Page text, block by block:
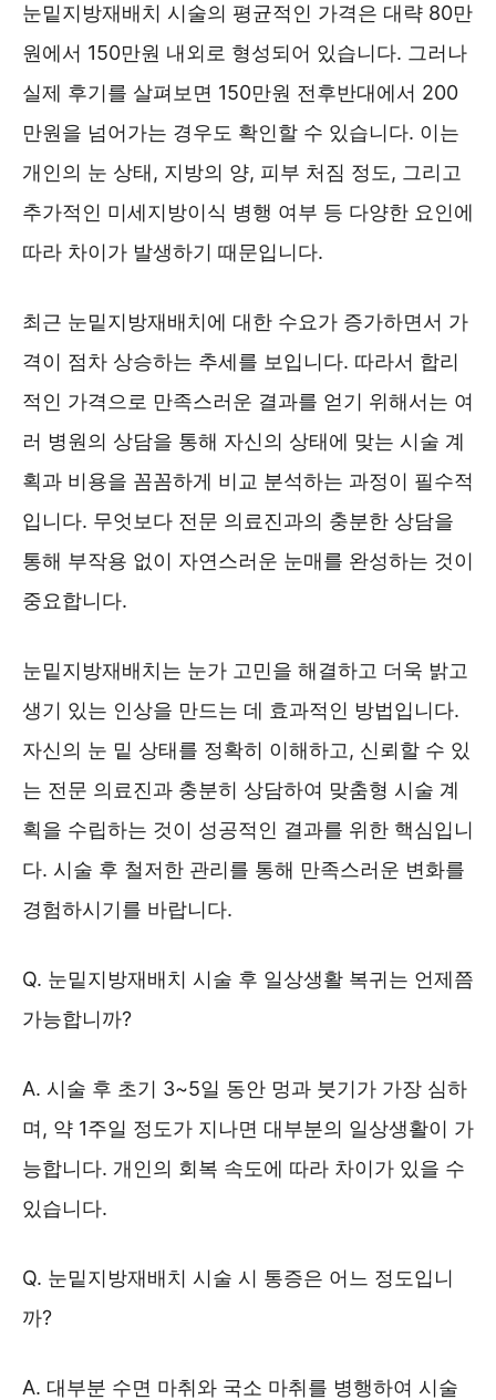
눈밑지방재배치 시술의 평균적인 가격은 대략 80만
원에서 150만원 내외로 형성되어 있습니다. 그러나
실제 후기를 살펴보면 150만원 전후반대에서 200
만원을 넘어가는 경우도 확인할 수 있습니다. 이는
개인의 눈 상태, 지방의 양, 피부 처짐 정도, 그리고
추가적인 미세지방이식 병행 여부 등 다양한 요인에
따라 차이가 발생하기 때문입니다.
최근 눈밑지방재배치에 대한 수요가 증가하면서 가
격이 점차 상승하는 추세를 보입니다. 따라서 합리
적인 가격으로 만족스러운 결과를 얻기 위해서는 여
러 병원의 상담을 통해 자신의 상태에 맞는 시술 계
획과 비용을 꼼꼼하게 비교 분석하는 과정이 필수적
입니다. 무엇보다 전문 의료진과의 충분한 상담을
통해 부작용 없이 자연스러운 눈매를 완성하는 것이
중요합니다.
눈밑지방재배치는 눈가 고민을 해결하고 더욱 밝고
생기 있는 인상을 만드는 데 효과적인 방법입니다.
자신의 눈 밑 상태를 정확히 이해하고, 신뢰할 수 있
는 전문 의료진과 충분히 상담하여 맞춤형 시술 계
획을 수립하는 것이 성공적인 결과를 위한 핵심입니
다. 시술 후 철저한 관리를 통해 만족스러운 변화를
경험하시기를 바랍니다.
Q. 눈밑지방재배치 시술 후 일상생활 복귀는 언제쯤
가능합니까?
A. 시술 후 초기 3~5일 동안 멍과 붓기가 가장 심하
며, 약 1주일 정도가 지나면 대부분의 일상생활이 가
능합니다. 개인의 회복 속도에 따라 차이가 있을 수
있습니다.
Q. 눈밑지방재배치 시술 시 통증은 어느 정도입니
까?
A. 대부분 수면 마취와 국소 마취를 병행하여 시술